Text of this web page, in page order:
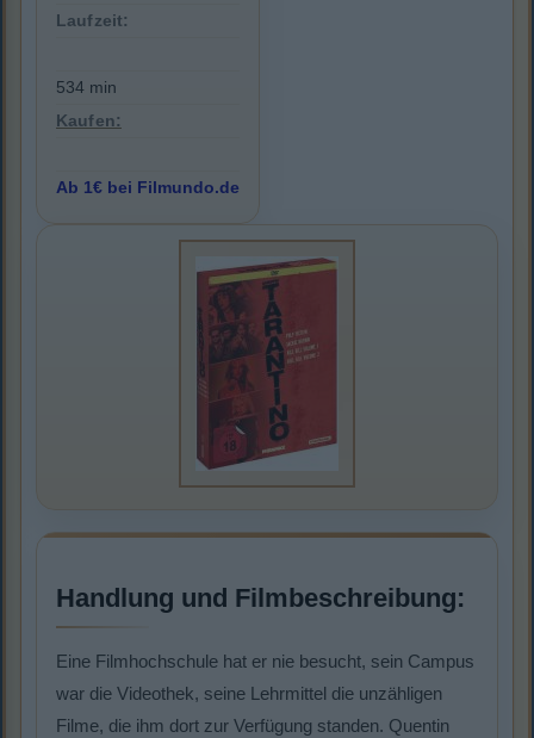
Laufzeit:
534 min
Kaufen:
Ab 1€ bei Filmundo.de
Handlung und Filmbeschreibung:
Eine Filmhochschule hat er nie besucht, sein Campus
war die Videothek, seine Lehrmittel die unzähligen
Filme, die ihm dort zur Verfügung standen. Quentin